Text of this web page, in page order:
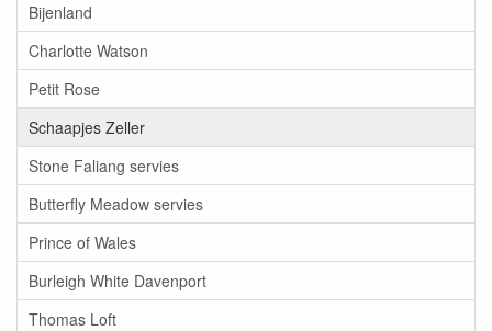
Bijenland
Charlotte Watson
Petit Rose
Schaapjes Zeller
Stone Faliang servies
Butterfly Meadow servies
Prince of Wales
Burleigh White Davenport
Thomas Loft